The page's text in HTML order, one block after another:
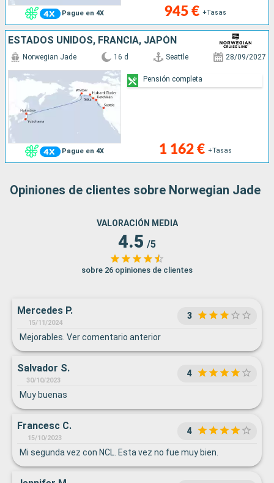
Pague en 4X 945 € +Tasas
ESTADOS UNIDOS, FRANCIA, JAPÓN
Pague en 4X
Norwegian Jade 16 d Seattle 28/09/2027
1 162 € +Tasas
Pensión completa
Opiniones de clientes sobre Norwegian Jade
VALORACIÓN MEDIA
4.5 /5
sobre 26 opiniones de clientes
Mercedes P.
15/11/2024
3
Mejorables. Ver comentario anterior
Salvador S.
30/10/2023
4
Muy buenas
Francesc C.
15/10/2023
4
Mi segunda vez con NCL. Esta vez no fue muy bien.